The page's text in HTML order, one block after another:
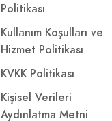
Politikası
Kullanım Koşulları ve
Hizmet Politikası
KVKK Politikası
Kişisel Verileri
Aydınlatma Metni